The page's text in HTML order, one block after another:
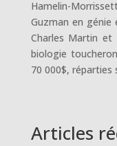
Hamelin-
Guzman en génie
Charles Martin et
biologie
70 000$, réparties
Articles